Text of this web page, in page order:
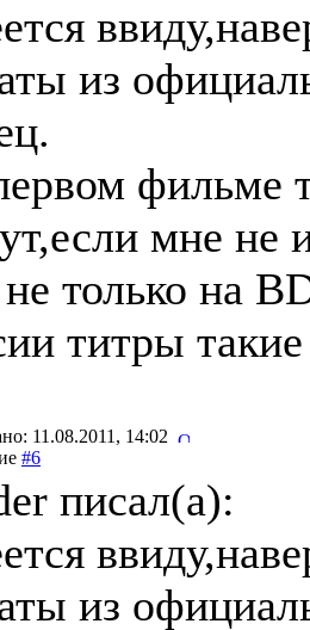
из
фильме
мне не
только на
титры
11.08.2011, 14:02
#6
писал(a):
из